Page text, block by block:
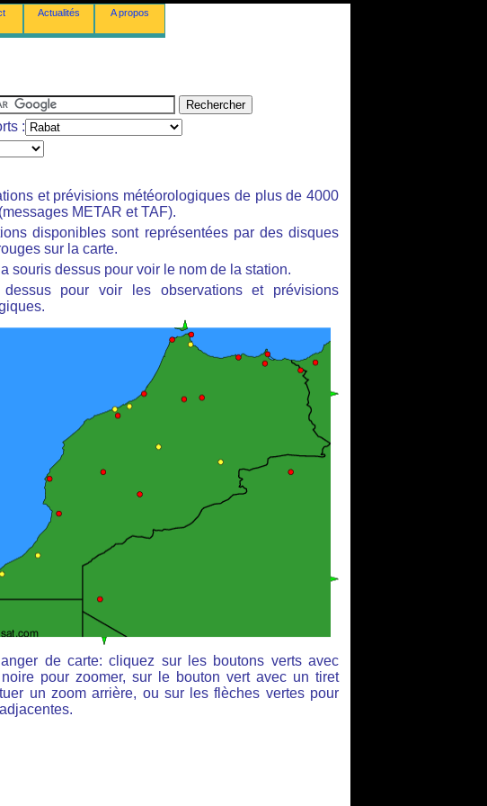
Actualités A propos
:
et prévisions météorologiques de plus de 4000
METAR et TAF).
disponibles sont représentées par des disques
sur la carte.
souris dessus pour voir le nom de la station.
dessus pour voir les observations et prévisions
de carte: cliquez sur les boutons verts avec
pour zoomer, sur le bouton vert avec un tiret
un zoom arrière, ou sur les flèches vertes pour